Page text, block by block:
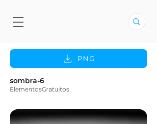
PNG
sombra-6
ElementosGratuitos